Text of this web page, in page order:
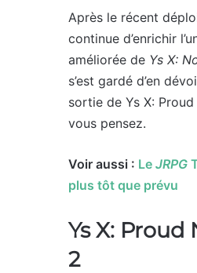
Après le récent
continue d’enrichir
améliorée de Ys X:
s’est gardé d’en
sortie de Ys X:
vous pensez.
Voir aussi : Le JRPG
plus tôt que prévu
Ys X:
2